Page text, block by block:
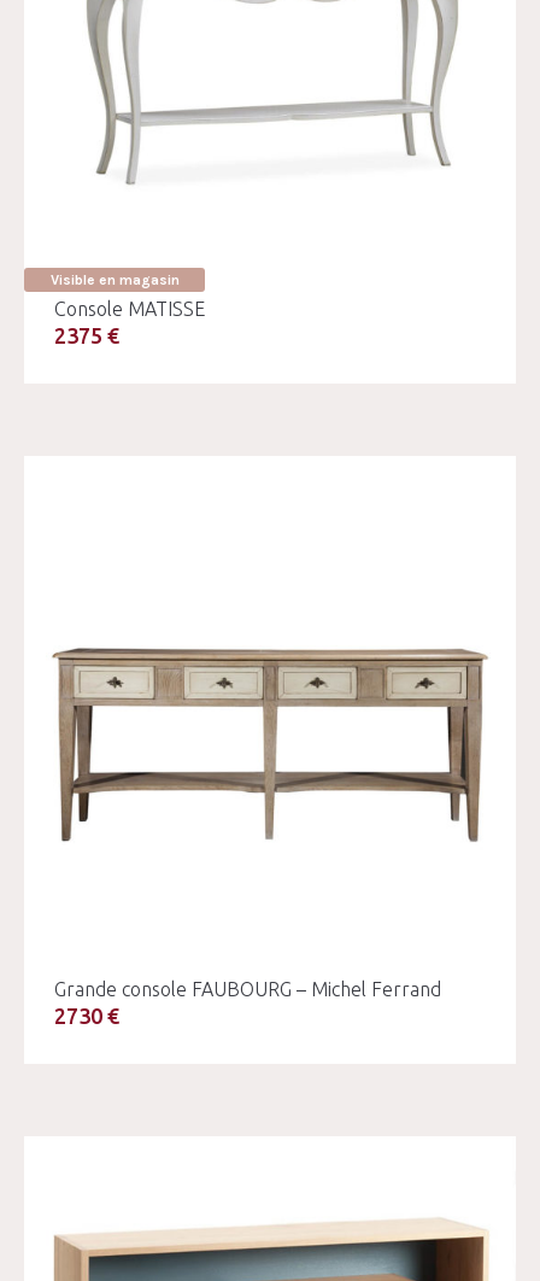
Visible en magasin
Console MATISSE
2375 €
Grande console FAUBOURG – Michel Ferrand
2730 €